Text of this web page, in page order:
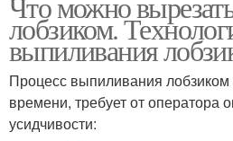
лобзиком.
выпиливания
Процесс выпиливания лобзиком
времени, требует от оператора
усидчивости: